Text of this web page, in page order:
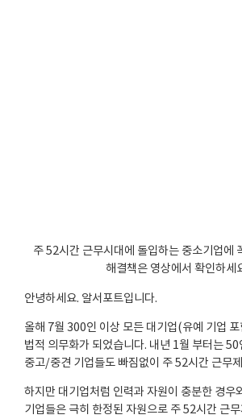
주 52시간 근무시대에 돌입하는 중소기업에
해결책은 영상에서 확인하세
안녕하세요. 알서포트입니다.
올해 7월 300인 이상 모든 대기업(유예 기업 포
법적 의무화가 되었습니다. 내년 1월 부터는
중고/중견 기업들도 빠짐없이 주 52시간 근무
하지만 대기업처럼 인력과 자원이 충분한 경우
기업들은 극히 한정된 자원으로 주 52시간 근